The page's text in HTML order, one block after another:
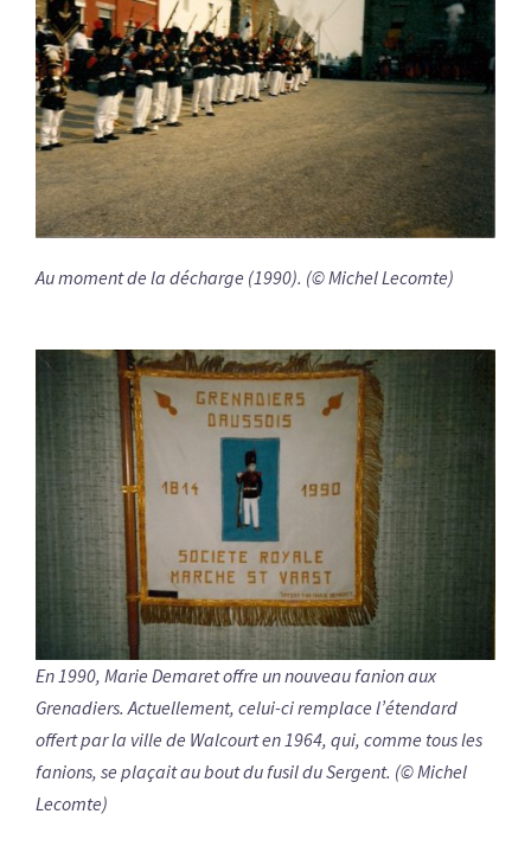
Au moment de la décharge (1990). (© Michel Lecomte)
En 1990, Marie Demaret offre un nouveau fanion aux
Grenadiers. Actuellement, celui-ci remplace l’étendard
offert par la ville de Walcourt en 1964, qui, comme tous les
fanions, se plaçait au bout du fusil du Sergent. (© Michel
Lecomte)